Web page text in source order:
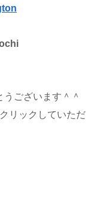
ございます＾＾
リックしていただ